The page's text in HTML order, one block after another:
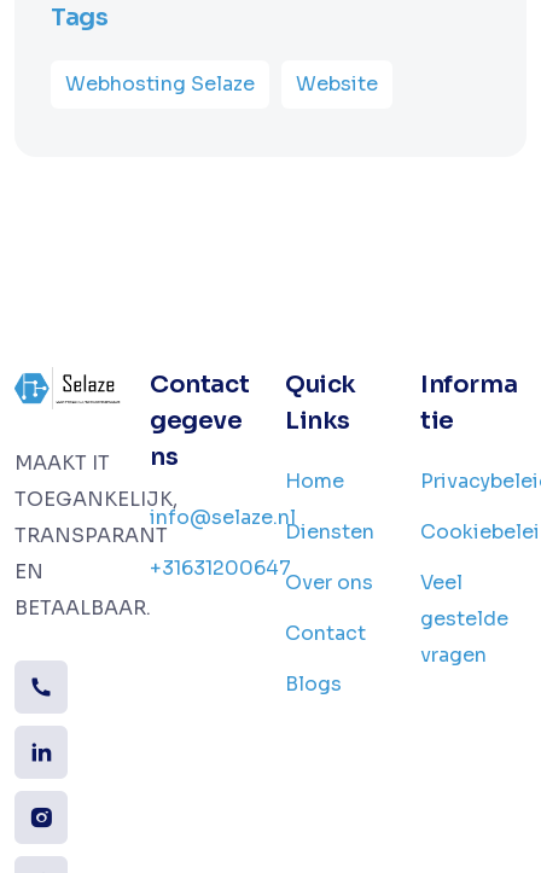
Tags
Webhosting Selaze Website
MAAKT IT
TOEGANKELIJK,
TRANSPARANT
EN
BETAALBAAR.
Contact
gegeve
ns
info@selaze.nl
+31631200647
Quick
Links
Home
Diensten
Over ons
Contact
Blogs
Informa
tie
Veel
gestelde
vragen